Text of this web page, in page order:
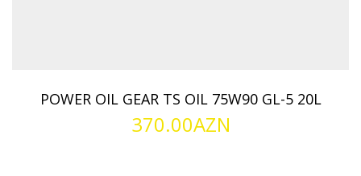
POWER OIL GEAR TS OIL 75W90 GL-5 20L
370.00AZN